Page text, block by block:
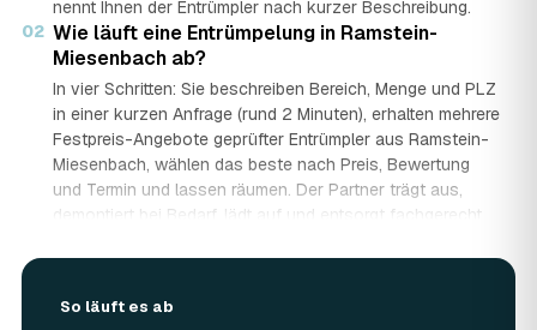
nennt Ihnen der Entrümpler nach kurzer Beschreibung.
02 Wie läuft eine Entrümpelung in Ramstein-
Miesenbach ab?
In vier Schritten: Sie beschreiben Bereich, Menge und PLZ
in einer kurzen Anfrage (rund 2 Minuten), erhalten mehrere
Festpreis-Angebote geprüfter Entrümpler aus Ramstein-
Miesenbach, wählen das beste nach Preis, Bewertung
und Termin und lassen räumen. Der Partner trägt aus,
demontiert bei Bedarf, lädt auf und entsorgt fachgerecht
03 Wie lange dauert eine Entrümpelung?
Das hängt von der Größe ab: Ein Keller oder einzelner
So läuft es ab